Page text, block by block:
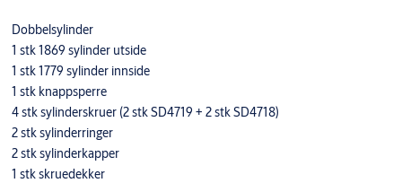
Dobbelsylinder
1 stk 1869 sylinder utside
1 stk 1779 sylinder innside
1 stk knappsperre
4 stk sylinderskruer (2 stk SD4719 + 2 stk SD4718)
2 stk sylinderringer
2 stk sylinderkapper
1 stk skruedekker